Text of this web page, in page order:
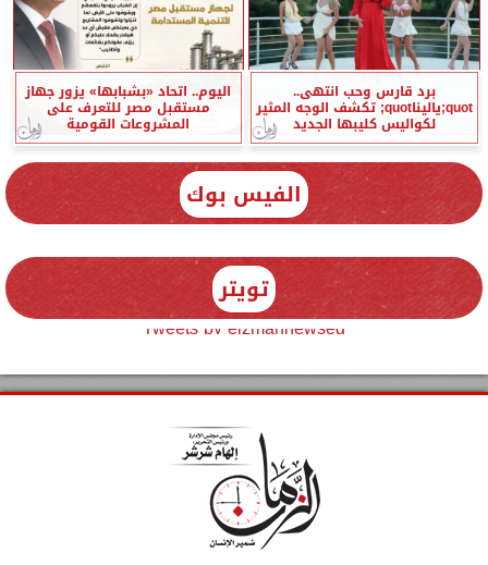
برد قارس وحب انتهى..
quot;ياليناquot; تكشف الوجه المثير
لكواليس كليبها الجديد
اليوم.. اتحاد «بشبابها» يزور جهاز
مستقبل مصر للتعرف على
المشروعات القومية
الفيس بوك
تويتر
Tweets by elzmannewseg